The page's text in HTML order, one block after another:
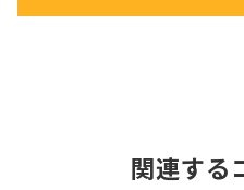
関連する